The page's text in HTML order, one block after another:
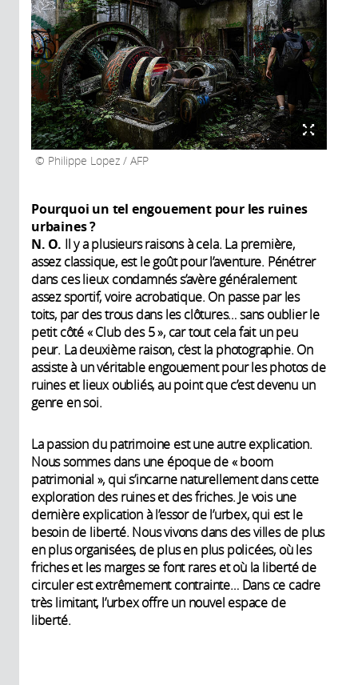
Philippe Lopez / AFP
Pourquoi un tel engouement pour les ruines
urbaines ?
N. O. Il y a plusieurs raisons à cela. La première,
assez classique, est le goût pour l’aventure. Pénétrer
dans ces lieux condamnés s’avère généralement
assez sportif, voire acrobatique. On passe par les
toits, par des trous dans les clôtures… sans oublier le
petit côté « Club des 5 », car tout cela fait un peu
peur. La deuxième raison, c’est la photographie. On
assiste à un véritable engouement pour les photos de
ruines et lieux oubliés, au point que c’est devenu un
genre en soi.
La passion du patrimoine est une autre explication.
Nous sommes dans une époque de « boom
patrimonial », qui s’incarne naturellement dans cette
exploration des ruines et des friches. Je vois une
dernière explication à l’essor de l’urbex, qui est le
besoin de liberté. Nous vivons dans des villes de plus
en plus organisées, de plus en plus policées, où les
friches et les marges se font rares et où la liberté de
circuler est extrêmement contrainte… Dans ce cadre
très limitant, l’urbex offre un nouvel espace de
liberté.